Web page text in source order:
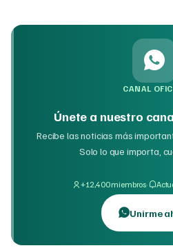
CANAL
Únete a nuestro
Recibe las noticias más
Solo lo que importa,
+12,400 miembros·
Unirme